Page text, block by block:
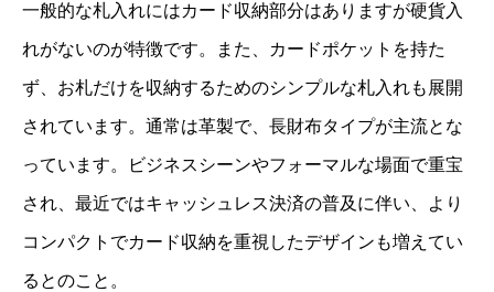
一般的な札入れにはカード収納部分はありますが硬貨入
れがないのが特徴です。また、カードポケットを持た
ず、お札だけを収納するためのシンプルな札入れも展開
されています。通常は革製で、長財布タイプが主流とな
っています。ビジネスシーンやフォーマルな場面で重宝
され、最近ではキャッシュレス決済の普及に伴い、より
コンパクトでカード収納を重視したデザインも増えてい
るとのこと。